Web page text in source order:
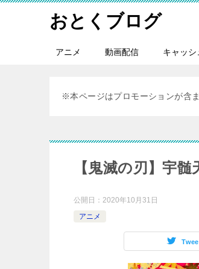
おとくブログ
アニメ 動画配信 キャッシ
※本ページはプロモーションが含
【鬼滅の刃】宇
公開日： 2020年10月31日
アニメ